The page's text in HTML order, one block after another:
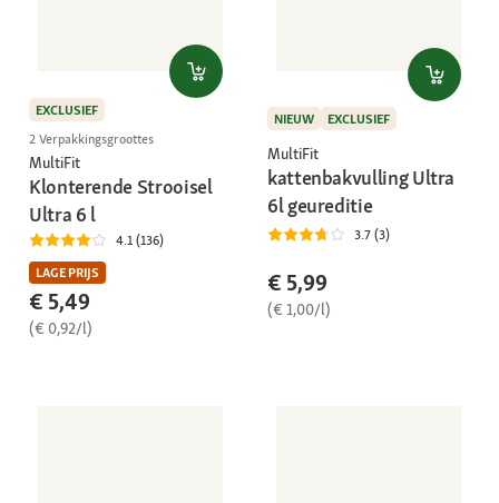
EXCLUSIEF
2 Verpakkingsgroottes
MultiFit
Klonterende Strooisel
Ultra 6 l
4.1 (136)
LAGE PRIJS
€ 5,49
(€ 0,92/l)
NIEUW EXCLUSIEF
MultiFit
kattenbakvulling Ultra
6l geureditie
3.7 (3)
€ 5,99
(€ 1,00/l)